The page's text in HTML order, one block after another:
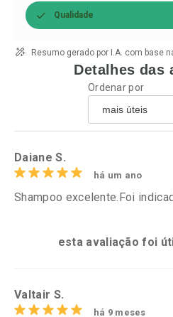
Qualidade
Resumo gerado por I.A. com base
Detalhes das
Ordenar por
Daiane S.
há um ano
Shampoo excelente.Foi
esta avaliação foi
Valtair S.
há 9 meses